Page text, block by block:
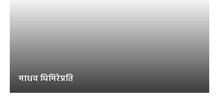
माधव घिमिरेप्रति